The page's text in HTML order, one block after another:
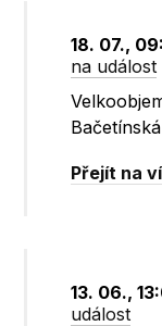
18. 07.,
na událost
Bačetínská
Přejít na
13. 06.,
událost